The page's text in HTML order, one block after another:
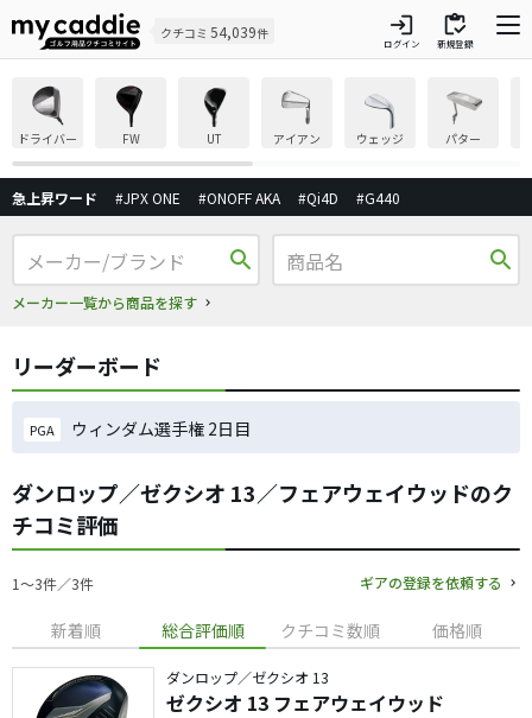
クチコミ 54,039件 login
ログイン
inventory
新規登録
ドライバー FW UT アイアン ウェッジ パター
急上昇ワード #JPX ONE #ONOFF AKA #Qi4D #G440
search
メーカー一覧から商品を探す
search
リーダーボード
PGA ウィンダム選手権 2日目
ダンロップ／ゼクシオ 13／フェアウェイウッドのク
チコミ評価
1〜3件／3件 ギアの登録を依頼する
新着順 総合評価順 クチコミ数順 価格順
ダンロップ／ゼクシオ 13
ゼクシオ 13 フェアウェイウッド